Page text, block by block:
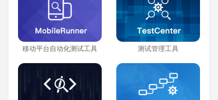
移动平台自动化测试工具 测试管理工具